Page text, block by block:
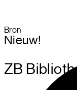
Bron
Nieuw!
ZB